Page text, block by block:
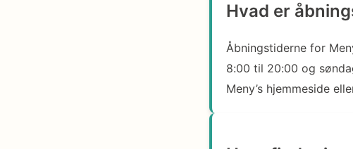
Hvad er
Åbningstiderne for
8:00 til 20:00 og
Meny’s hjemmeside